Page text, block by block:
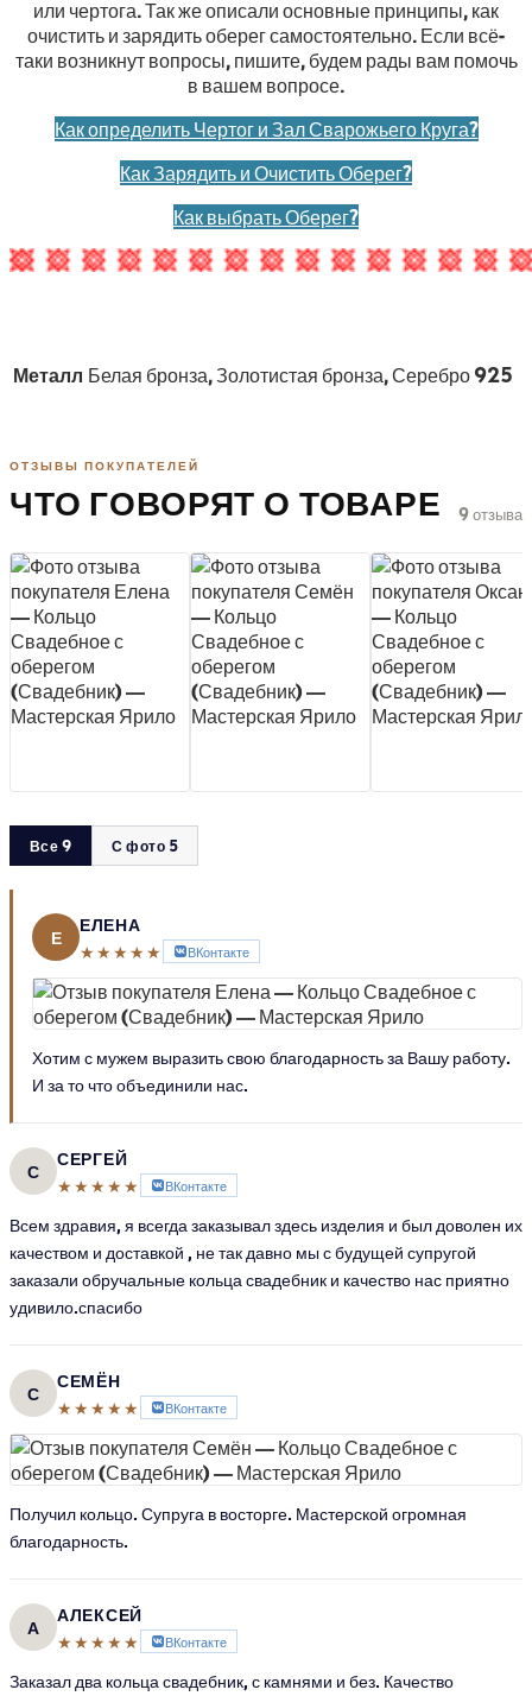
или чертога. Так же описали основные принципы, как
очистить и зарядить оберег самостоятельно. Если всё-
таки возникнут вопросы, пишите, будем рады вам помочь
в вашем вопросе.
Как определить Чертог и Зал Сварожьего Круга?
Как Зарядить и Очистить Оберег?
Как выбрать Оберег?
Металл Белая бронза, Золотистая бронза, Серебро 925
ОТЗЫВЫ ПОКУПАТЕЛЕЙ
ЧТО ГОВОРЯТ О ТОВАРЕ 9 отзыва
Все 9 С фото 5
Е
ЕЛЕНА
★★★★★
ВКонтакте
Хотим с мужем выразить свою благодарность за Вашу работу.
И за то что объединили нас.
С
СЕРГЕЙ
★★★★★
ВКонтакте
Всем здравия, я всегда заказывал здесь изделия и был доволен их
качеством и доставкой , не так давно мы с будущей супругой
заказали обручальные кольца свадебник и качество нас приятно
удивило.спасибо
С
СЕМЁН
★★★★★
ВКонтакте
Получил кольцо. Супруга в восторге. Мастерской огромная
благодарность.
А
АЛЕКСЕЙ
★★★★★
ВКонтакте
Заказал два кольца свадебник, с камнями и без. Качество